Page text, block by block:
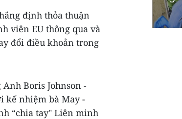
định thỏa thuận
viên EU thông qua và
đổi điều khoản trong
Boris Johnson -
kế nhiệm bà May -
“chia tay" Liên minh